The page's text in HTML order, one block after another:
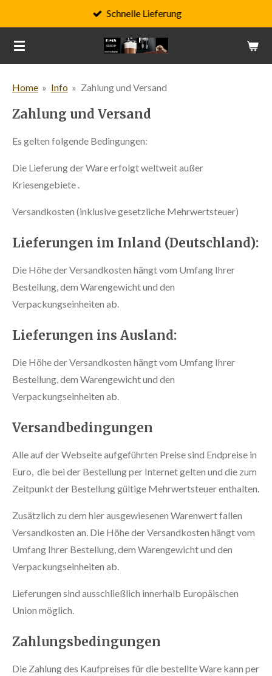
Hauptinhalt
springen
Schnelle Lieferung
Home » Info » Zahlung und Versand
Zahlung und Versand
Es gelten folgende Bedingungen:
Die Lieferung der Ware erfolgt weltweit außer
Kriesengebiete .
Versandkosten (inklusive gesetzliche Mehrwertsteuer)
Lieferungen im Inland (Deutschland):
Die Höhe der Versandkosten hängt vom Umfang Ihrer
Bestellung, dem Warengewicht und den
Verpackungseinheiten ab.
Lieferungen ins Ausland:
Die Höhe der Versandkosten hängt vom Umfang Ihrer
Bestellung, dem Warengewicht und den
Verpackungseinheiten ab.
Versandbedingungen
Alle auf der Webseite aufgeführten Preise sind Endpreise in
Euro, die bei der Bestellung per Internet gelten und die zum
Zeitpunkt der Bestellung gültige Mehrwertsteuer enthalten.
Zusätzlich zu dem hier ausgewiesenen Warenwert fallen
Versandkosten an. Die Höhe der Versandkosten hängt vom
Umfang Ihrer Bestellung, dem Warengewicht und den
Verpackungseinheiten ab.
Lieferungen sind ausschließlich innerhalb Europäischen
Union möglich.
Zahlungsbedingungen
Die Zahlung des Kaufpreises für die bestellte Ware kann per